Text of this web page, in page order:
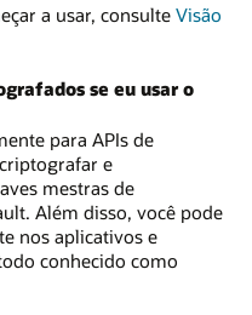
a usar, consulte Visão
se eu usar o
para APIs de
e
mestras de
Além disso, você pode
nos aplicativos e
conhecido como